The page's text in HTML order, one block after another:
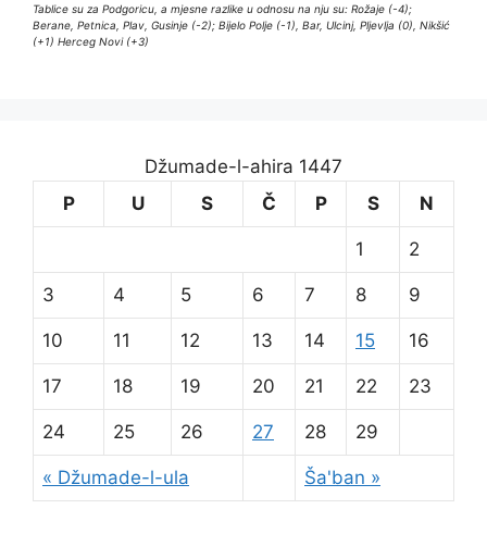
Tablice su za Podgoricu, a mjesne razlike u odnosu na nju su: Rožaje (-4);
Berane, Petnica, Plav, Gusinje (-2); Bijelo Polje (-1), Bar, Ulcinj, Pljevlja (0), Nikšić
(+1) Herceg Novi (+3)
Džumade-l-ahira 1447
P
U S Č P S N
« Džumade-l-ula Ša'ban »
1 2
3 4 5 6 7 8 9
10 11 12 13 14 15 16
17 18 19 20 21 22 23
24 25 26 27 28 29